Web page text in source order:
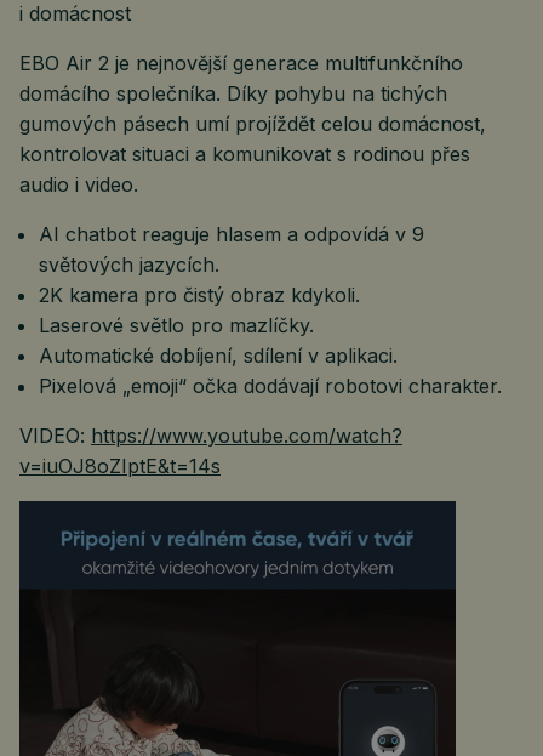
i domácnost
EBO Air 2 je nejnovější generace multifunkčního
domácího společníka. Díky pohybu na tichých
gumových pásech umí projíždět celou domácnost,
kontrolovat situaci a komunikovat s rodinou přes
audio i video.
AI chatbot reaguje hlasem a odpovídá v 9
světových jazycích.
2K kamera pro čistý obraz kdykoli.
Laserové světlo pro mazlíčky.
Automatické dobíjení, sdílení v aplikaci.
Pixelová „emoji“ očka dodávají robotovi charakter.
VIDEO: https://www.youtube.com/watch?
v=iuOJ8oZIptE&t=14s